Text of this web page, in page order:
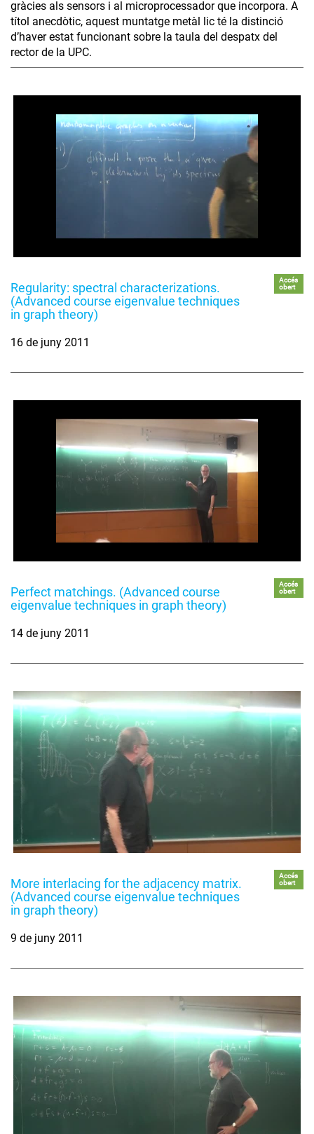
gràcies als sensors i al microprocessador que incorpora. A
títol anecdòtic, aquest muntatge metàl lic té la distinció
d’haver estat funcionant sobre la taula del despatx del
rector de la UPC.
Regularity: spectral characterizations.
(Advanced course eigenvalue techniques
in graph theory)
Accés
obert
16 de juny 2011
Perfect matchings. (Advanced course
eigenvalue techniques in graph theory)
Accés
obert
14 de juny 2011
More interlacing for the adjacency matrix.
(Advanced course eigenvalue techniques
in graph theory)
Accés
obert
9 de juny 2011